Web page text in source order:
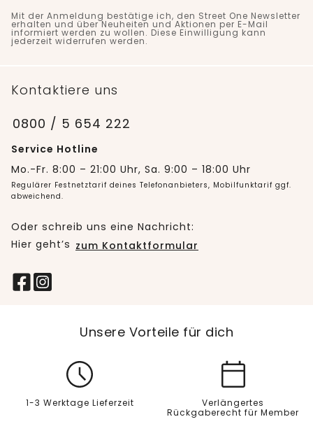
Mit der Anmeldung bestätige ich, den Street One Newsletter
erhalten und über Neuheiten und Aktionen per E-Mail
informiert werden zu wollen. Diese Einwilligung kann
jederzeit widerrufen werden.
Kontaktiere uns
0800 / 5 654 222
Service Hotline
Mo.-Fr. 8:00 – 21:00 Uhr, Sa. 9:00 – 18:00 Uhr
Regulärer Festnetztarif deines Telefonanbieters, Mobilfunktarif ggf.
abweichend.
Oder schreib uns eine Nachricht:
Hier geht’s zum Kontaktformular
Unsere Vorteile für dich
1-3 Werktage Lieferzeit
Verlängertes
Rückgaberecht für Member